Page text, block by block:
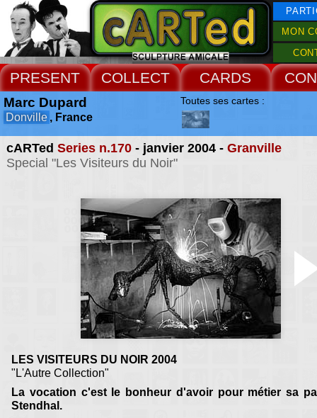
MON
PRESENT COLLECT CARDS
cARTed Series n.170- janvier 2004 - Granville
Special "Les Visiteurs du Noir"
LES VISITEURS DU NOIR 2004
"L'Autre Collection"
La vocation c'est le bonheur d'avoir pour métier sa
Stendhal.
Marc Dupard
Donville , France
Toutes ses cartes :